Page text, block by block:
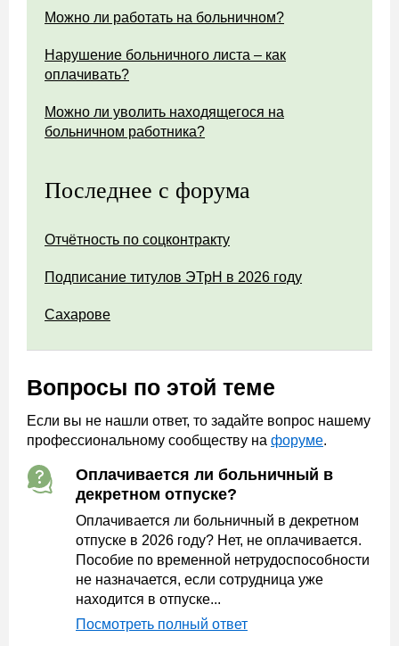
Можно ли работать на больничном?
Нарушение больничного листа – как
оплачивать?
Можно ли уволить находящегося на
больничном работника?
Последнее с форума
Отчётность по соцконтракту
Подписание титулов ЭТрН в 2026 году
Сахарове
Вопросы по этой теме
Если вы не нашли ответ, то задайте вопрос нашему
профессиональному сообществу на форуме.
Оплачивается ли больничный в
декретном отпуске?
Оплачивается ли больничный в декретном
отпуске в 2026 году? Нет, не оплачивается.
Пособие по временной нетрудоспособности
не назначается, если сотрудница уже
находится в отпуске...
Посмотреть полный ответ